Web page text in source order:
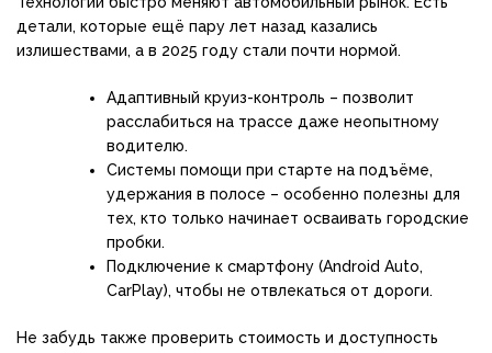
детали, которые ещё пару лет назад казались
излишествами, а в 2025 году стали почти нормой.
Адаптивный круиз-контроль – позволит
расслабиться на трассе даже неопытному
водителю.
Системы помощи при старте на подъёме,
удержания в полосе – особенно полезны для
тех, кто только начинает осваивать городские
пробки.
Подключение к смартфону (Android Auto,
CarPlay), чтобы не отвлекаться от дороги.
Не забудь также проверить стоимость и доступность